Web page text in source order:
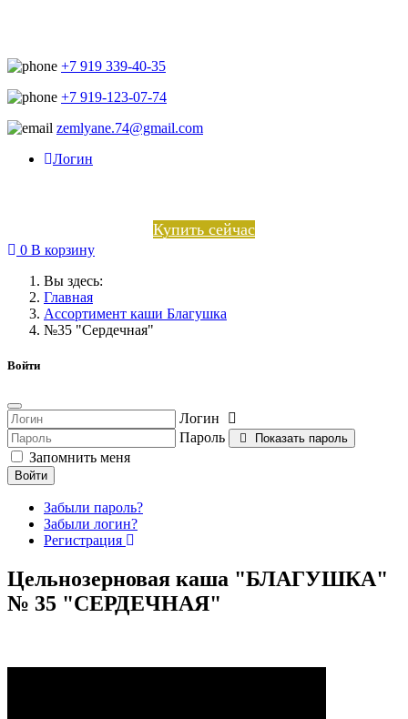
+7 919 339-40-35
+7 919-123-07-74
zemlyane.74@gmail.com
Логин
Купить сейчас
0 В корзину
Вы здесь:
Главная
Ассортимент каши Благушка
№35 "Сердечная"
Войти
Логин
Пароль
Показать пароль
Запомнить меня
Войти
Забыли пароль?
Забыли логин?
Регистрация
Цельнозерновая каша "БЛАГУШКА"
№ 35 "СЕРДЕЧНАЯ"